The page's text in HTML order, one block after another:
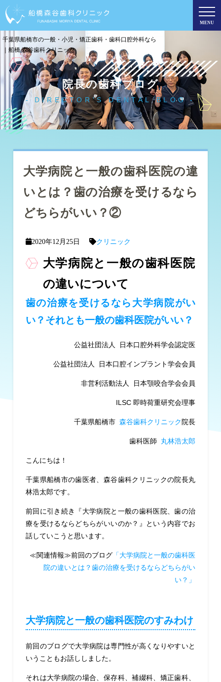
MENU
千葉県船橋市の一般・小児・矯正歯科・歯科口腔外科なら
｜船橋 森谷歯科クリニック
院長の歯科ブログ
DIRECTOR'S DENTAL BLOG
大学病院と一般の歯科医院の違
いとは？歯の治療を受けるなら
どちらがいい？②
2020年12月25日 クリニック
大学病院と一般の歯科医院
の違いについて
歯の治療を受けるなら大学病院がい
い？それとも一般の歯科医院がいい？
公益社団法人 日本口腔外科学会認定医
公益社団法人 日本口腔インプラント学会会員
非営利活動法人 日本顎咬合学会会員
ILSC 即時荷重研究会理事
千葉県船橋市森谷歯科クリニック 院長
歯科医師 丸林浩太郎
こんにちは！
千葉県船橋市の歯医者、森谷歯科クリニックの院長丸
林浩太郎です。
前回に引き続き『大学病院と一般の歯科医院、歯の治
療を受けるならどちらがいいのか？』という内容でお
話していこうと思います。
≪関連情報≫前回のブログ 「大学病院と一般の歯科医
院の違いとは？歯の治療を受けるならどちらがい
い？」
大学病院と一般の歯科医院のすみわけ
前回のブログで大学病院は専門性が高くなりやすいと
いうこともお話ししました。
それは大学病院の場合、保存科、補綴科、矯正歯科、